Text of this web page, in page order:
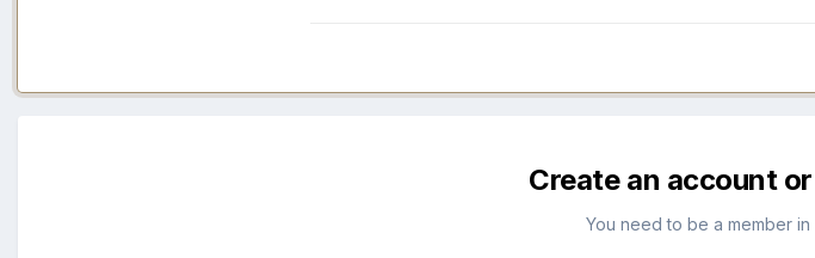
Create an account
You need to be a member